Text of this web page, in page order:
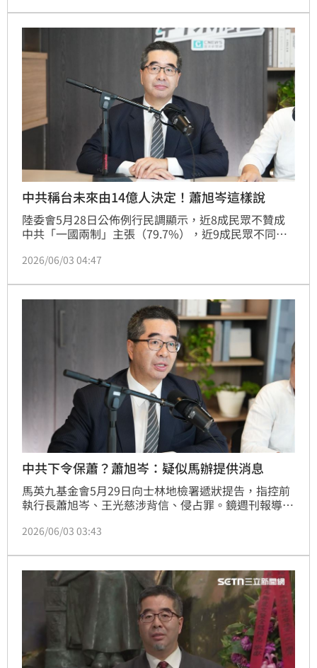
「看不見的手」入人於罪、挑撥親情、揭露夫妻生活、
睜眼說瞎話、操縱病人為傀儡、將社會玩弄於股掌，讓
他見證人性邪惡，他想問問馬英九「現在的您，可真的
是如此陽光？」
中共稱台未來由14億人決定！蕭旭岑這樣說
陸委會5月28日公佈例行民調顯示，近8成民眾不贊成
中共「一國兩制」主張（79.7%），近9成民眾不同意
有關係（87.1%）。國台辦發言人朱鳳蓮強調，「台灣
在內的14億多中國人民共同決定」。對此，國民黨副主
席蕭旭岑今（3日）表示，中國有中國的態度及立場，
他不意外，美國政府這次也說，台海前途要由兩岸人民
2026/06/03 04:47
中共下令保蕭？蕭旭岑：疑似馬辦提供消息
馬英九基金會5月29日向士林地檢署遞狀提告，指控前
執行長蕭旭岑、王光慈涉背信、侵占罪。鏡週刊報導日
金會風波恐擴大為國民黨內部路線衝突，曾要求涉台系
副主席蕭旭岑今日接受主持人黃光芹節目《中午來開
匯》專訪指出，疑似可能為馬辦傳出的消息，他若有涉
及不法，願意辭去國民黨副主席一職。
2026/06/03 03:43